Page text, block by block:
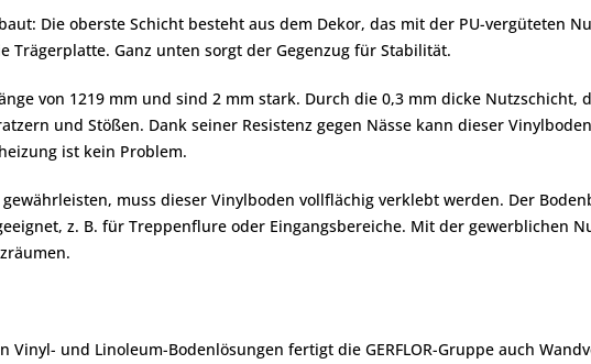
Die oberste Schicht besteht aus dem Dekor, das mit der PU-vergüteten
Trägerplatte. Ganz unten sorgt der Gegenzug für Stabilität.
von 1219 mm und sind 2 mm stark. Durch die 0,3 mm dicke
und Stößen. Dank seiner Resistenz gegen Nässe kann dieser
ist kein Problem.
muss dieser Vinylboden vollflächig verklebt werden. Der
z. B. für Treppenflure oder Eingangsbereiche. Mit der gewerblichen
und Linoleum-Bodenlösungen fertigt die GERFLOR-Gruppe auch